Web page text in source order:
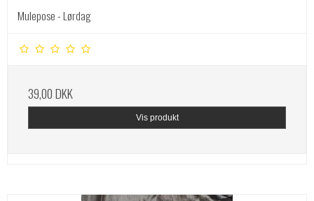
Mulepose - Lørdag
39,00 DKK
Vis produkt